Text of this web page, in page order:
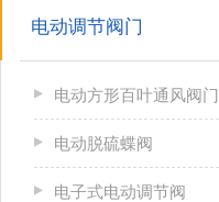
电动调节阀门
电动方形百叶通风阀门
电动脱硫蝶阀
电子式电动调节阀